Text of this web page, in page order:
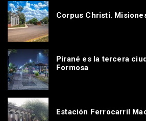
Corpus Christi.
Pirané es la tercera
Formosa
Estación Ferrocarril